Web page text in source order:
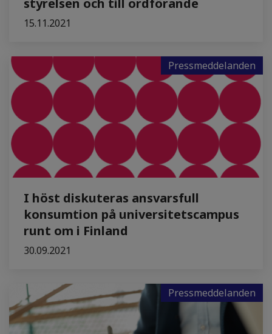
styrelsen och till ordförande
15.11.2021
Pressmeddelanden
I höst diskuteras ansvarsfull
konsumtion på universitetscampus
runt om i Finland
30.09.2021
Pressmeddelanden